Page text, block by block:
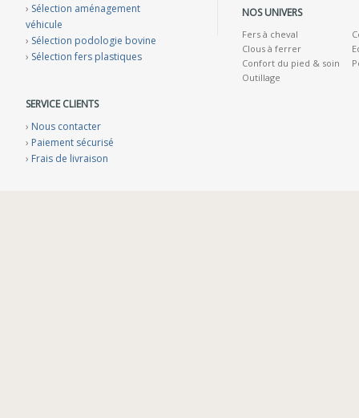
› Sélection aménagement
véhicule
› Sélection podologie bovine
› Sélection fers plastiques
SERVICE CLIENTS
› Nous contacter
› Paiement sécurisé
› Frais de livraison
NOS UNIVERS
Fers à cheval
Clous à ferrer
Confort du pied & soin
Outillage